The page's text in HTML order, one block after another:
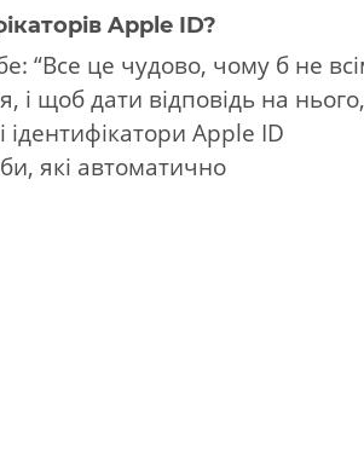
Apple ID?
“Все це чудово, чому б не
і щоб дати відповідь на нього,
Apple ID
які автоматично